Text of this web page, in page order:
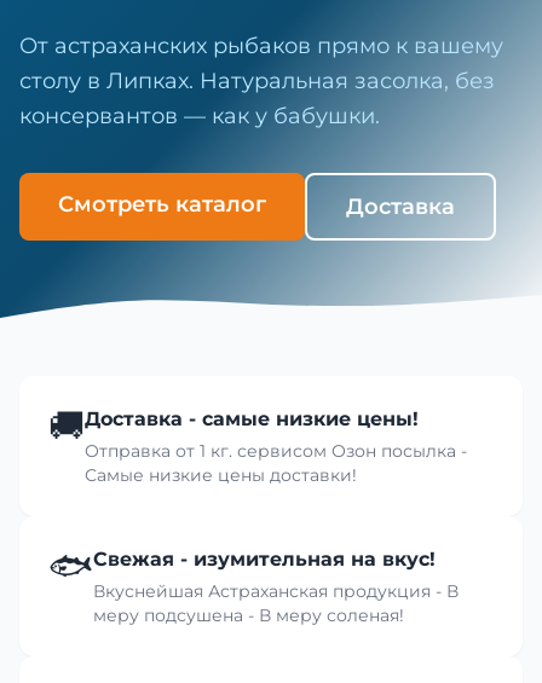
От астраханских рыбаков прямо к вашему
столу в Липках. Натуральная засолка, без
консервантов — как у бабушки.
Смотреть каталог Доставка
🚚Доставка - самые низкие цены!
Отправка от 1 кг. сервисом Озон посылка -
Самые низкие цены доставки!
🐟Свежая - изумительная на вкус!
Вкуснейшая Астраханская продукция - В
меру подсушена - В меру соленая!